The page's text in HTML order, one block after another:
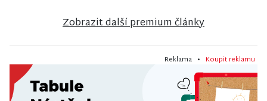
Zobrazit další premium články
Reklama • Koupit reklamu